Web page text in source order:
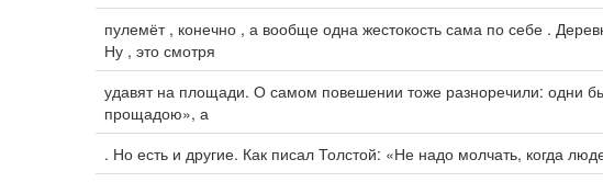
пулемёт , конечно , а вообще одна жестокость сама по себе .
Ну , это смотря
удавят на площади. О самом повешении тоже разноречили: одни
прощадою», а
. Но есть и другие. Как писал Толстой: «Не надо молчать, когда